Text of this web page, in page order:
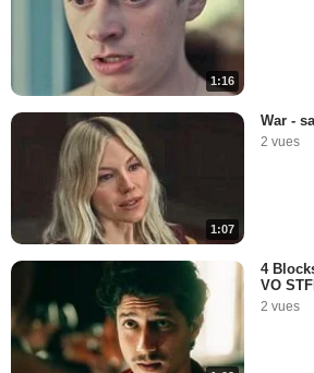
1:16
1:07
War -
2 vues
4
VO
2 vues